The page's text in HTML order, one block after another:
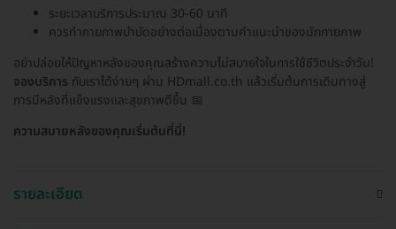
ระยะเวลาบริการประมาณ 30-60 นาที
ควรทำกายภาพบำบัดอย่างต่อเนื่องตามคำแนะนำของนักกายภาพ
อย่าปล่อยให้ปัญหาหลังของคุณสร้างความไม่สบายใจในการใช้ชีวิตประจำวัน!
จองบริการ กับเราได้ง่ายๆ ผ่าน HDmall.co.th แล้วเริ่มต้นการเดินทางสู่
การมีหลังที่แข็งแรงและสุขภาพดีขึ้น 📅
ความสบายหลังของคุณเริ่มต้นที่นี่!
รายละเอียด